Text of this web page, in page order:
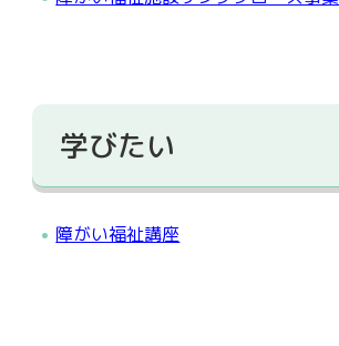
学びたい
障がい福祉講座